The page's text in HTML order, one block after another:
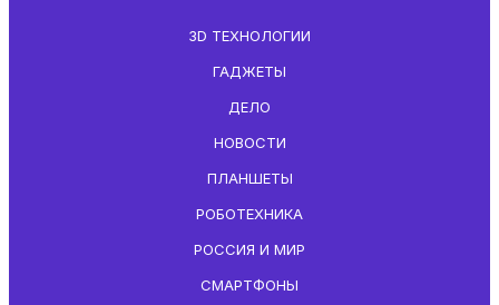
3D ТЕХНОЛОГИИ
ГАДЖЕТЫ
ДЕЛО
НОВОСТИ
ПЛАНШЕТЫ
РОБОТЕХНИКА
РОССИЯ И МИР
СМАРТФОНЫ